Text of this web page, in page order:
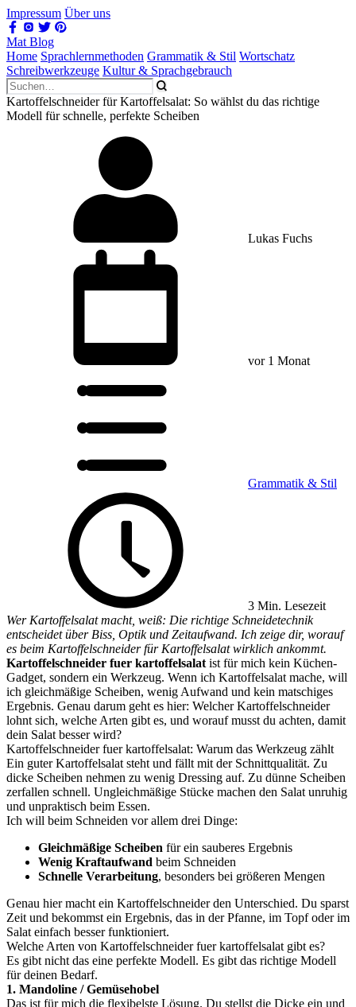
Impressum Über uns
Mat Blog
Home Sprachlernmethoden Grammatik & Stil Wortschatz
Schreibwerkzeuge Kultur & Sprachgebrauch
Kartoffelschneider für Kartoffelsalat: So wählst du das richtige
Modell für schnelle, perfekte Scheiben
Lukas Fuchs
vor 1 Monat
Grammatik & Stil
3 Min. Lesezeit
Wer Kartoffelsalat macht, weiß: Die richtige Schneidetechnik
entscheidet über Biss, Optik und Zeitaufwand. Ich zeige dir, worauf
es beim Kartoffelschneider für Kartoffelsalat wirklich ankommt.
Kartoffelschneider fuer kartoffelsalat ist für mich kein Küchen-
Gadget, sondern ein Werkzeug. Wenn ich Kartoffelsalat mache, will
ich gleichmäßige Scheiben, wenig Aufwand und kein matschiges
Ergebnis. Genau darum geht es hier: Welcher Kartoffelschneider
lohnt sich, welche Arten gibt es, und worauf musst du achten, damit
dein Salat besser wird?
Kartoffelschneider fuer kartoffelsalat: Warum das Werkzeug zählt
Ein guter Kartoffelsalat steht und fällt mit der Schnittqualität. Zu
dicke Scheiben nehmen zu wenig Dressing auf. Zu dünne Scheiben
zerfallen schnell. Ungleichmäßige Stücke machen den Salat unruhig
und unpraktisch beim Essen.
Ich will beim Schneiden vor allem drei Dinge:
Gleichmäßige Scheiben für ein sauberes Ergebnis
Wenig Kraftaufwand beim Schneiden
Schnelle Verarbeitung, besonders bei größeren Mengen
Genau hier macht ein Kartoffelschneider den Unterschied. Du sparst
Zeit und bekommst ein Ergebnis, das in der Pfanne, im Topf oder im
Salat einfach besser funktioniert.
Welche Arten von Kartoffelschneider fuer kartoffelsalat gibt es?
Es gibt nicht das eine perfekte Modell. Es gibt das richtige Modell
für deinen Bedarf.
1. Mandoline / Gemüsehobel
Das ist für mich die flexibelste Lösung. Du stellst die Dicke ein und